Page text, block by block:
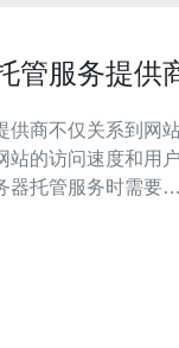
管服务提供
供商不仅关系到网
站的访问速度和用户
器托管服务时需要考